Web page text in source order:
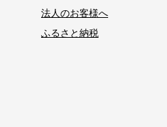
法人のお客様へ
ふるさと納税